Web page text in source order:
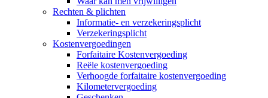
Rechten & plichten
Informatie- en verzekeringsplicht
Verzekeringsplicht
Kostenvergoedingen
Forfaitaire Kostenvergoeding
Reële kostenvergoeding
Verhoogde forfaitaire kostenvergoeding
Kilometervergoeding